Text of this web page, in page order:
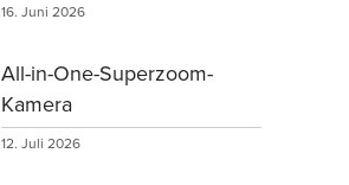
16. Juni 2026
All-in-One-Superzoom-
Kamera
12. Juli 2026